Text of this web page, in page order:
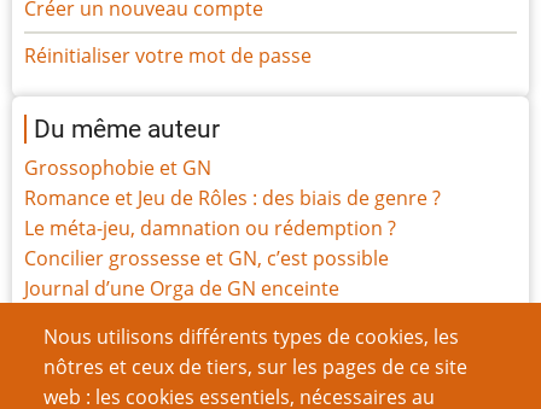
Nous utilisons différents types de cookies, les
nôtres et ceux de tiers, sur les pages de ce site
web : les cookies essentiels, nécessaires au
Créer un nouveau compte
Réinitialiser votre mot de passe
Du même auteur
Grossophobie et GN
Romance et Jeu de Rôles : des biais de genre ?
Le méta-jeu, damnation ou rédemption ?
Concilier grossesse et GN, c’est possible
Journal d’une Orga de GN enceinte
organisation
Pour des espaces plus sécurisés : 1 - côté participante